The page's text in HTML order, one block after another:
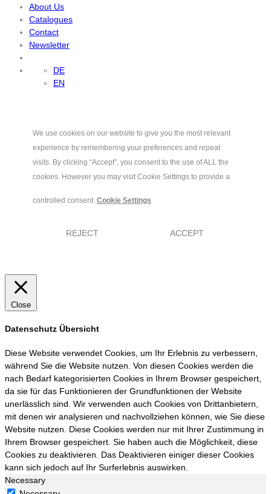
About Us
Catalogues
Contact
Newsletter
DE
EN
We use cookies on our website to give you the most relevant
experience by remembering your preferences and repeat
visits. By clicking “Accept”, you consent to the use of ALL the
cookies. However you may visit Cookie Settings to provide a
controlled consent. Cookie Settings
REJECT ACCEPT
Close
Datenschutz Übersicht
Diese Website verwendet Cookies, um Ihr Erlebnis zu verbessern,
während Sie die Website nutzen. Von diesen Cookies werden die
nach Bedarf kategorisierten Cookies in Ihrem Browser gespeichert,
da sie für das Funktionieren der Grundfunktionen der Website
unerlässlich sind. Wir verwenden auch Cookies von Drittanbietern,
mit denen wir analysieren und nachvollziehen können, wie Sie diese
Website nutzen. Diese Cookies werden nur mit Ihrer Zustimmung in
Ihrem Browser gespeichert. Sie haben auch die Möglichkeit, diese
Cookies zu deaktivieren. Das Deaktivieren einiger dieser Cookies
kann sich jedoch auf Ihr Surferlebnis auswirken.
Necessary